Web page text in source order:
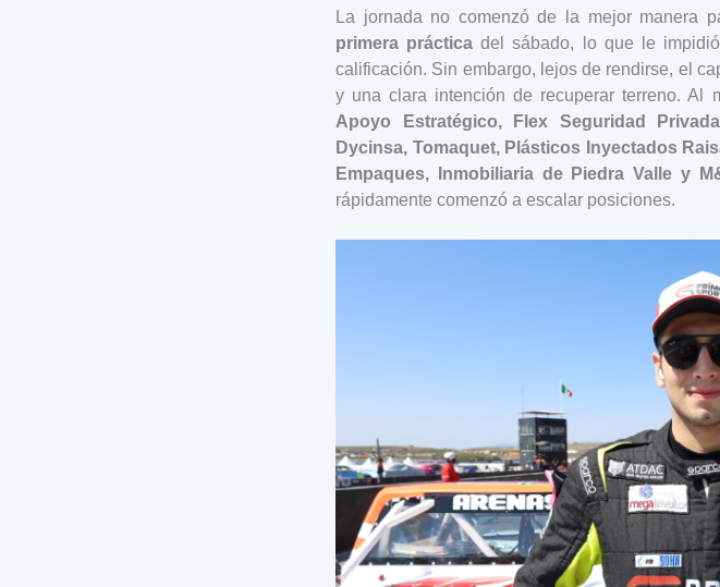
La jornada no comenzó de la mejor manera
primera práctica del sábado, lo que le
calificación. Sin embargo, lejos de rendirse, el
y una clara intención de recuperar terreno. Al
Apoyo Estratégico, Flex Seguridad
Dycinsa, Tomaquet, Plásticos Inyectados
Empaques, Inmobiliaria de Piedra Valle y
rápidamente comenzó a escalar posiciones.